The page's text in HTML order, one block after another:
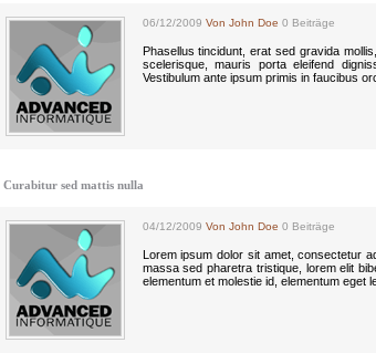
06/12/2009 Von John Doe 0 Beiträge
Phasellus tincidunt, erat sed gravida
scelerisque, mauris porta eleifend
Vestibulum ante ipsum primis in faucibus
Curabitur sed mattis nulla
04/12/2009 Von John Doe 0 Beiträge
Lorem ipsum dolor sit amet, consectetur
massa sed pharetra tristique, lorem elit
elementum et molestie id, elementum eget